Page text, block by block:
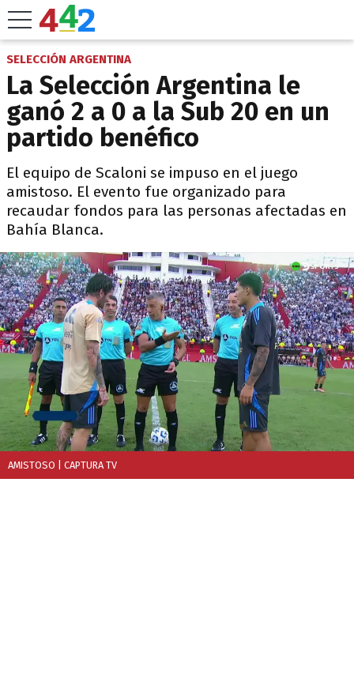
SELECCIÓN ARGENTINA
La Selección Argentina le
ganó 2 a 0 a la Sub 20 en un
partido benéfico
El equipo de Scaloni se impuso en el juego
amistoso. El evento fue organizado para
recaudar fondos para las personas afectadas en
Bahía Blanca.
AMISTOSO | CAPTURA TV